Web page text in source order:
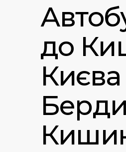
до
Києва